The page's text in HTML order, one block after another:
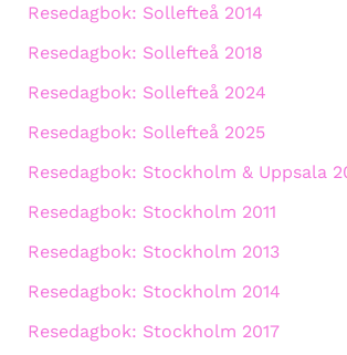
Resedagbok: Sollefteå 2014
Resedagbok: Sollefteå 2018
Resedagbok: Sollefteå 2024
Resedagbok: Sollefteå 2025
Resedagbok: Stockholm & Uppsala
Resedagbok: Stockholm 2011
Resedagbok: Stockholm 2013
Resedagbok: Stockholm 2014
Resedagbok: Stockholm 2017